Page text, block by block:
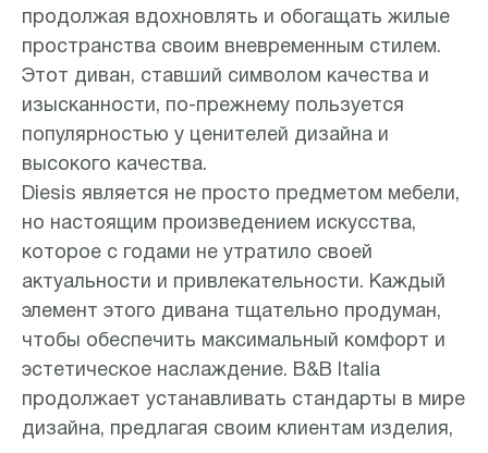
продолжая вдохновлять и обогащать жилые
пространства своим вневременным стилем.
Этот диван, ставший символом качества и
изысканности, по-прежнему пользуется
популярностью у ценителей дизайна и
высокого качества.
Diesis является не просто предметом мебели,
но настоящим произведением искусства,
которое с годами не утратило своей
актуальности и привлекательности. Каждый
элемент этого дивана тщательно продуман,
чтобы обеспечить максимальный комфорт и
эстетическое наслаждение. B&B Italia
продолжает устанавливать стандарты в мире
дизайна, предлагая своим клиентам изделия,